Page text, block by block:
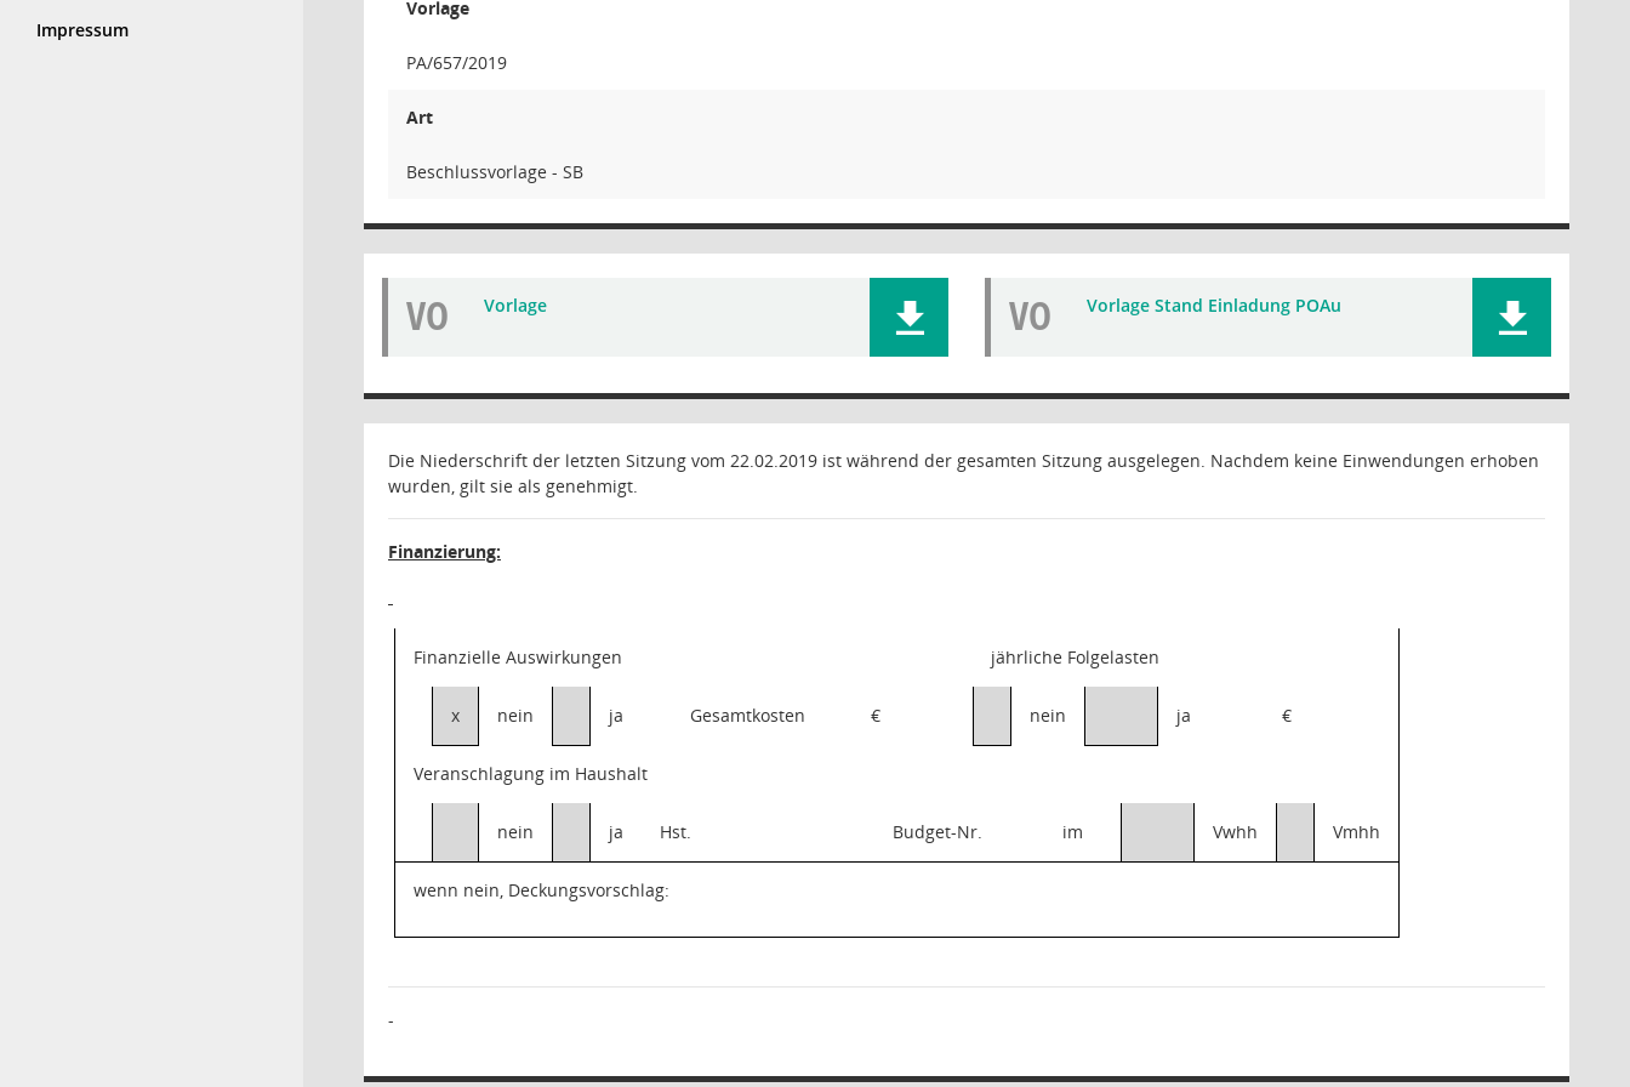
Impressum
Vorlage
PA/657/2019
Art
Beschlussvorlage - SB
VO Vorlage VO Vorlage Stand Einladung POAu
Die Niederschrift der letzten Sitzung vom 22.02.2019 ist während der gesamten Sitzung ausgelegen. Nachdem keine Einwendungen erhoben
wurden, gilt sie als genehmigt.
Finanzierung:
Finanzielle Auswirkungen jährliche Folgelasten
x nein ja Gesamtkosten € nein ja €
Veranschlagung im Haushalt
nein ja Hst. Budget-Nr. im Vwhh Vmhh
wenn nein, Deckungsvorschlag:
-